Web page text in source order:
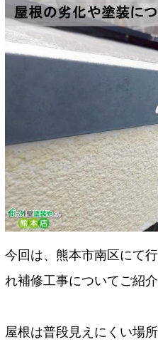
今回は、熊本市南区にて
れ補修工事についてご紹介
屋根は普段見えにくい場